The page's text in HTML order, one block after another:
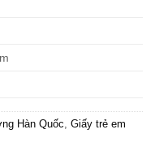
Hàn Quốc, Giấy trẻ em